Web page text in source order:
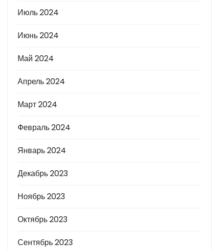
Июль 2024
Июнь 2024
Май 2024
Апрель 2024
Март 2024
Февраль 2024
Январь 2024
Декабрь 2023
Ноябрь 2023
Октябрь 2023
Сентябрь 2023